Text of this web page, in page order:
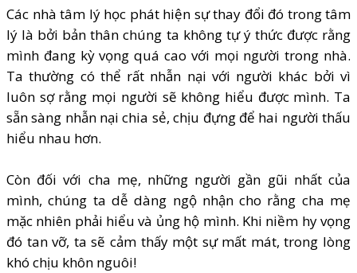
Các nhà tâm lý học phát hiện sự thay đổi đó trong tâm
lý là bởi bản thân chúng ta không tự ý thức được rằng
mình đang kỳ vọng quá cao với mọi người trong nhà.
Ta thường có thể rất nhẫn nại với người khác bởi vì
luôn sợ rằng mọi người sẽ không hiểu được mình. Ta
sẵn sàng nhẫn nại chia sẻ, chịu đựng để hai người thấu
hiểu nhau hơn.
Còn đối với cha mẹ, những người gần gũi nhất của
mình, chúng ta dễ dàng ngộ nhận cho rằng cha mẹ
mặc nhiên phải hiểu và ủng hộ mình. Khi niềm hy vọng
đó tan vỡ, ta sẽ cảm thấy một sự mất mát, trong lòng
khó chịu khôn nguôi!